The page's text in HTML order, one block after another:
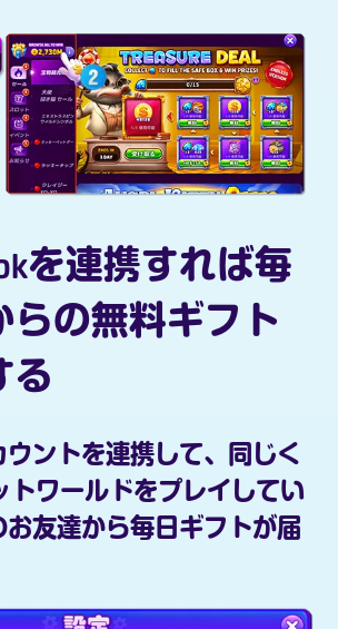
を連携すれば毎
らの無料ギフト
る
ウントを連携して、同じく
トワールドをプレイしてい
お友達から毎日ギフトが届